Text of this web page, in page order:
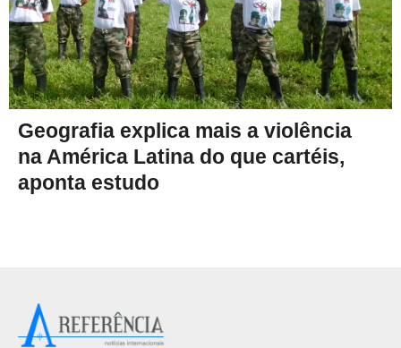
Geografia explica mais a violência
na América Latina do que cartéis,
aponta estudo